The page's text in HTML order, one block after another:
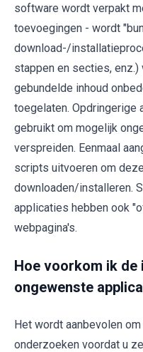
software wordt verpakt
toevoegingen - wordt
download-/
stappen en secties,
gebundelde inhoud
toegelaten. Opdringerige
gebruikt om mogelijk
verspreiden. Eenmaal
scripts uitvoeren om
downloaden/installeren.
applicaties hebben ook
webpagina's.
Hoe voorkom ik
ongewenste
Het wordt aanbevolen
onderzoeken voordat u